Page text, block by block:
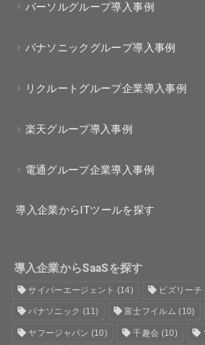
パーソルグループ導入事例
パナソニックグループ導入事例
リクルートグループ企業導入事例
楽天グループ導入事例
電通グループ企業導入事例
導入企業からITツールを探す
導入企業からSaaSを探す
サイバーエージェント (14) ビズリーチ
パナソニック (11) 富士フイルム (10)
ヤフージャパン (10) 千趣会 (10)